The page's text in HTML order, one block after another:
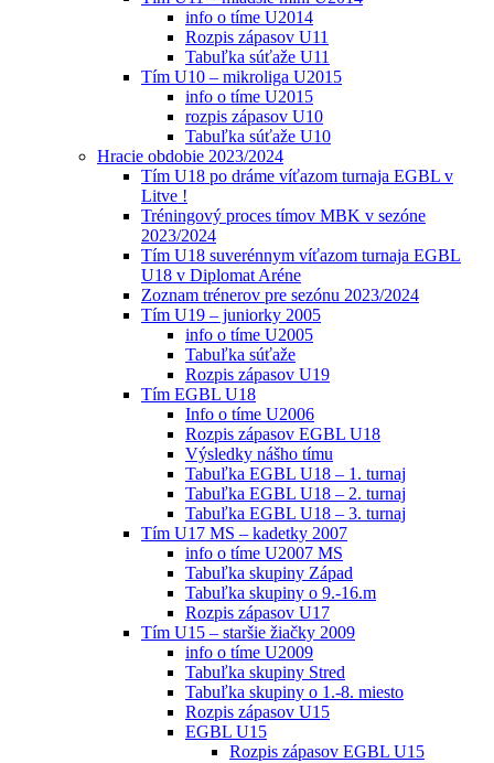
info o tíme U2014
Rozpis zápasov U11
Tabuľka súťaže U11
Tím U10 – mikroliga U2015
info o tíme U2015
rozpis zápasov U10
Tabuľka súťaže U10
Hracie obdobie 2023/2024
Tím U18 po dráme víťazom turnaja EGBL v
Litve !
Tréningový proces tímov MBK v sezóne
2023/2024
Tím U18 suverénnym víťazom turnaja EGBL
U18 v Diplomat Aréne
Zoznam trénerov pre sezónu 2023/2024
Tím U19 – juniorky 2005
info o tíme U2005
Tabuľka súťaže
Rozpis zápasov U19
Tím EGBL U18
Info o tíme U2006
Rozpis zápasov EGBL U18
Výsledky nášho tímu
Tabuľka EGBL U18 – 1. turnaj
Tabuľka EGBL U18 – 2. turnaj
Tabuľka EGBL U18 – 3. turnaj
Tím U17 MS – kadetky 2007
info o tíme U2007 MS
Tabuľka skupiny Západ
Tabuľka skupiny o 9.-16.m
Rozpis zápasov U17
Tím U15 – staršie žiačky 2009
info o tíme U2009
Tabuľka skupiny Stred
Tabuľka skupiny o 1.-8. miesto
Rozpis zápasov U15
EGBL U15
Rozpis zápasov EGBL U15